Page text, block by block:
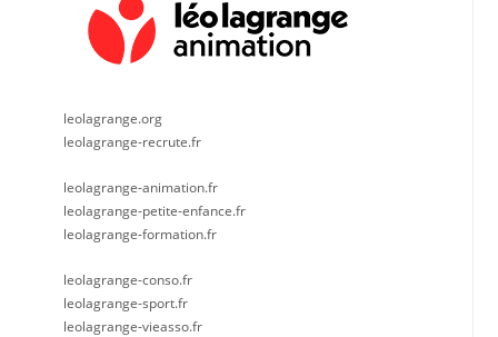
leolagrange.org
leolagrange-recrute.fr
leolagrange-animation.fr
leolagrange-petite-enfance.fr
leolagrange-formation.fr
leolagrange-conso.fr
leolagrange-sport.fr
leolagrange-vieasso.fr